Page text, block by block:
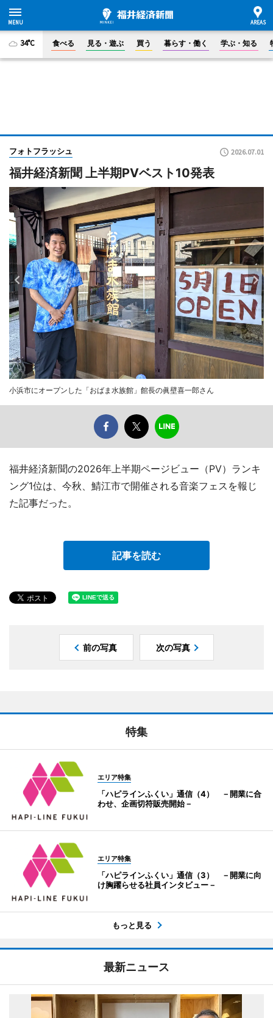
34°C 食べる 見る・遊ぶ 買う 暮らす・働く 学ぶ・知る
フォトフラッシュ 2026.07.01
福井経済新聞 上半期PVベスト10発表
小浜市にオープンした「おばま水族館」館長の眞壁喜一郎さん
福井経済新聞の2026年上半期ページビュー（PV）ランキ
ング1位は、今秋、鯖江市で開催される音楽フェスを報じ
た記事だった。
記事を読む
前の写真 次の写真
特集
エリア特集
「ハピラインふくい」通信（4） －開業に合
わせ、企画切符販売開始－
エリア特集
「ハピラインふくい」通信（3） －開業に向
け胸躍らせる社員インタビュー－
もっと見る
最新ニュース